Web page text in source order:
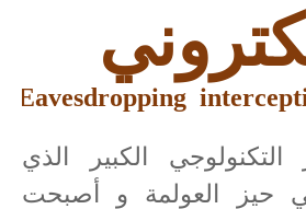
Eavesdropping
التكنولوجي الكبير الذي
حيز العولمة و أصبحت